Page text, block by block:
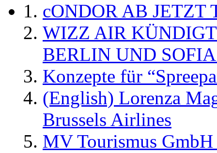
cONDOR AB
WIZZ AIR
BERLIN UND
Konzepte für
(English) Lorenza
Brussels Airlines
MV Tourismus